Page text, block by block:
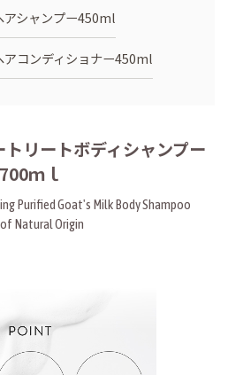
アシャンプー450ml
アコンディショナー450ml
リートボディシャンプー
700ｍｌ
Purified Goat's Milk Body Shampoo
Natural Origin